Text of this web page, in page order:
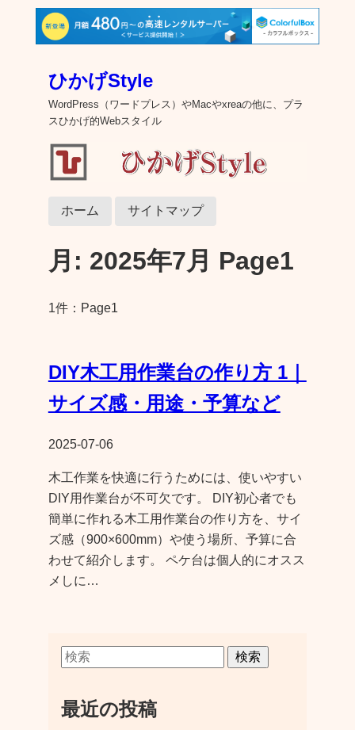
ひかげStyle
WordPress（ワードプレス）やMacやxreaの他に、プラ
スひかげ的Webスタイル
ホーム サイトマップ
月: 2025年7月 Page1
1件：Page1
DIY木工用作業台の作り方 1｜
サイズ感・用途・予算など
2025-07-06
木工作業を快適に行うためには、使いやすい
DIY用作業台が不可欠です。 DIY初心者でも
簡単に作れる木工用作業台の作り方を、サイ
ズ感（900×600mm）や使う場所、予算に合
わせて紹介します。 ペケ台は個人的にオスス
メしに…
検索
最近の投稿